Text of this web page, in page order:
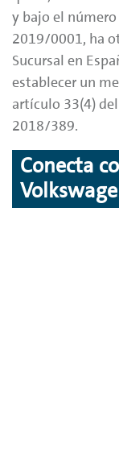
y bajo el
2019/0001, ha
Sucursal en
establecer un
artículo 33(4)
2018/389.
Conecta